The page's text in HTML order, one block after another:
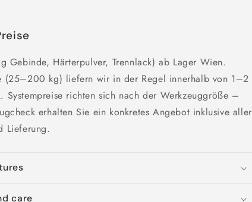
Gebinde, Härterpulver, Trennlack) ab Lager Wien.
(25–200 kg) liefern wir in der Regel innerhalb von 1–2
Systempreise richten sich nach der Werkzeuggröße –
erhalten Sie ein konkretes Angebot inklusive aller
Lieferung.
care